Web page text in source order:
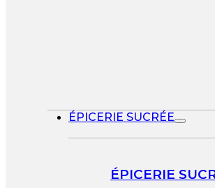
ÉPICERIE SUCRÉE
ÉPICERIE